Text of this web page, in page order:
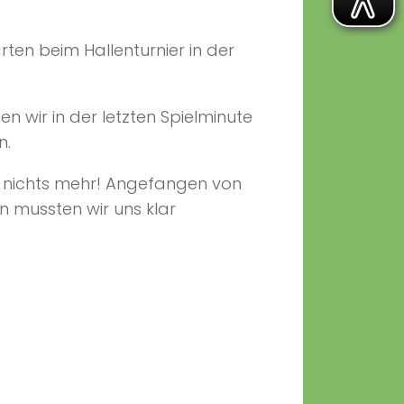
beim Hallenturnier in der
wir in der letzten Spielminute
mehr! Angefangen von
mussten wir uns klar